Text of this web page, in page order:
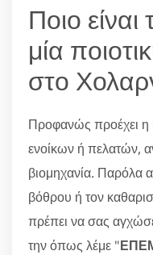
Ποιο
μία
στο
Προφανώς προέχει η
ενοίκων ή πελατών,
βιομηχανία. Παρόλα
βόθρου ή τον
πρέπει να σας
την όπως λέμε "